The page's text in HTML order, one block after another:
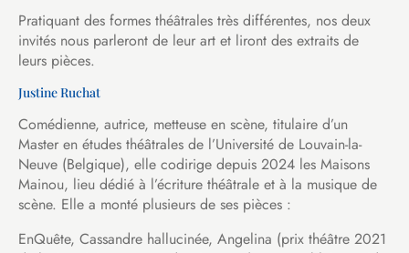
Pratiquant des formes théâtrales très différentes, nos deux
invités nous parleront de leur art et liront des extraits de
leurs pièces.
Justine Ruchat
Comédienne, autrice, metteuse en scène, titulaire d’un
Master en études théâtrales de l’Université de Louvain-la-
Neuve (Belgique), elle codirige depuis 2024 les Maisons
Mainou, lieu dédié à l’écriture théâtrale et à la musique de
scène. Elle a monté plusieurs de ses pièces :
EnQuête, Cassandre hallucinée, Angelina (prix théâtre 2021